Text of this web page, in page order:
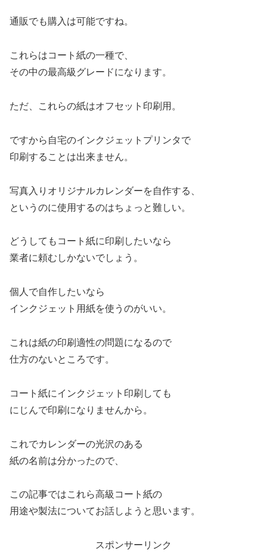
通販でも購入は可能ですね。
これらはコート紙の一種で、
その中の最高級グレードになります。
ただ、これらの紙はオフセット印刷用。
ですから自宅のインクジェットプリンタで
印刷することは出来ません。
写真入りオリジナルカレンダーを自作する、
というのに使用するのはちょっと難しい。
どうしてもコート紙に印刷したいなら
業者に頼むしかないでしょう。
個人で自作したいなら
インクジェット用紙を使うのがいい。
これは紙の印刷適性の問題になるので
仕方のないところです。
コート紙にインクジェット印刷しても
にじんで印刷になりませんから。
これでカレンダーの光沢のある
紙の名前は分かったので、
この記事ではこれら高級コート紙の
用途や製法についてお話しようと思います。
スポンサーリンク